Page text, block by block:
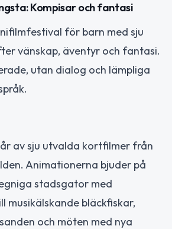
Kompisar och fantasi
för barn med sju
vänskap, äventyr och fantasi.
utan dialog och lämpliga
av sju utvalda kortfilmer från
Animationerna bjuder på
stadsgator med
musikälskande bläckfiskar,
och möten med nya